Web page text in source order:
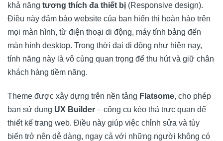
khả năng tương thích đa thiết bị (Responsive design).
Điều này đảm bảo website của bạn hiển thị hoàn hảo trên
mọi màn hình, từ điện thoại di động, máy tính bảng đến
màn hình desktop. Trong thời đại di động như hiện nay,
tính năng này là vô cùng quan trọng để thu hút và giữ chân
khách hàng tiềm năng.
Theme được xây dựng trên nền tảng Flatsome, cho phép
bạn sử dụng UX Builder – công cụ kéo thả trực quan để
thiết kế trang web. Điều này giúp việc chỉnh sửa và tùy
biến trở nên dễ dàng, ngay cả với những người không có